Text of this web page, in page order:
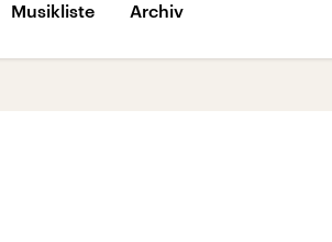
Musikliste Archiv